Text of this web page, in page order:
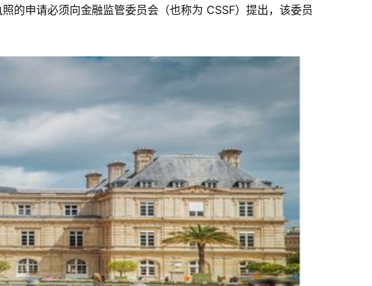
的申请必须向金融监管委员会（也称为 CSSF）提出，该委员